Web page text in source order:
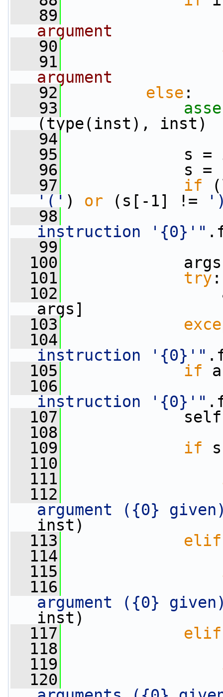
   89
argument
   90
   91
argument
   92
else
   93
(type(inst), inst)
   94
   95
s =
   96
s =
   97
if
'(' ) or (s[-1] !=
   98
instruction '{0}'"
   99
  100
args =
  101
try :
  102
args
args]
  103
  104
instruction '{0}'"
  105
if
  106
instruction '{0}'"
  107
  108
  109
if
  110
  111
  112
argument ({0}
inst)
  113
elif
  114
  115
  116
argument ({0}
inst)
  117
elif
  118
  119
  120